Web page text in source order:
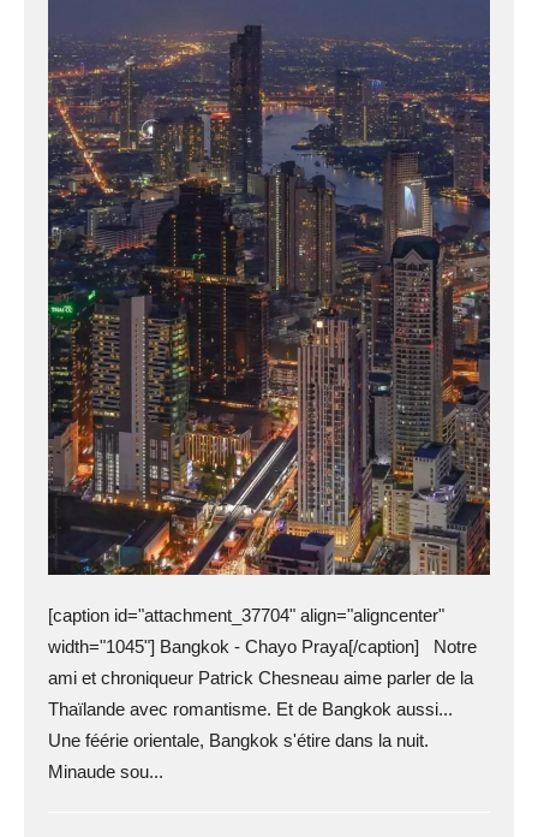
[caption id="attachment_37704" align="aligncenter"
width="1045"] Bangkok - Chayo Praya[/caption] Notre
ami et chroniqueur Patrick Chesneau aime parler de la
Thaïlande avec romantisme. Et de Bangkok aussi...
Une féérie orientale, Bangkok s'étire dans la nuit.
Minaude sou...